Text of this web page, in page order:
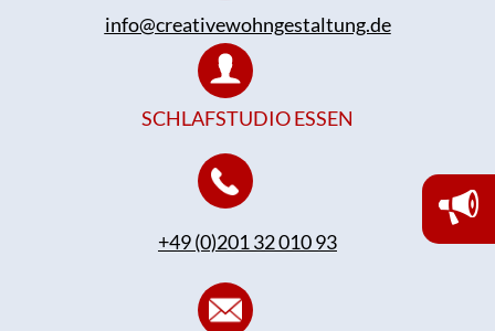
info@creativewohngestaltung.de
SCHLAFSTUDIO ESSEN
+49 (0)201 32 010 93